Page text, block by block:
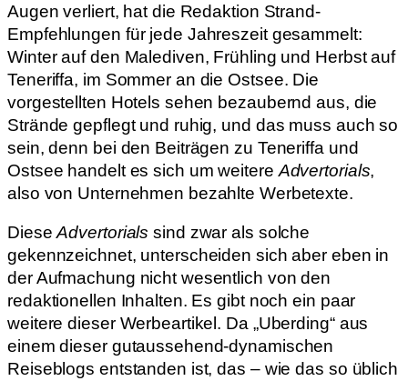
Augen verliert, hat die Redaktion Strand-
Empfehlungen für jede Jahreszeit gesammelt:
Winter auf den Malediven, Frühling und Herbst auf
Teneriffa, im Sommer an die Ostsee. Die
vorgestellten Hotels sehen bezaubernd aus, die
Strände gepflegt und ruhig, und das muss auch so
sein, denn bei den Beiträgen zu Teneriffa und
Ostsee handelt es sich um weitere Advertorials,
also von Unternehmen bezahlte Werbetexte.
DieseAdvertorials sind zwar als solche
gekennzeichnet, unterscheiden sich aber eben in
der Aufmachung nicht wesentlich von den
redaktionellen Inhalten. Es gibt noch ein paar
weitere dieser Werbeartikel. Da „Uberding“ aus
einem dieser gutaussehend-dynamischen
Reiseblogs entstanden ist, das – wie das so üblich